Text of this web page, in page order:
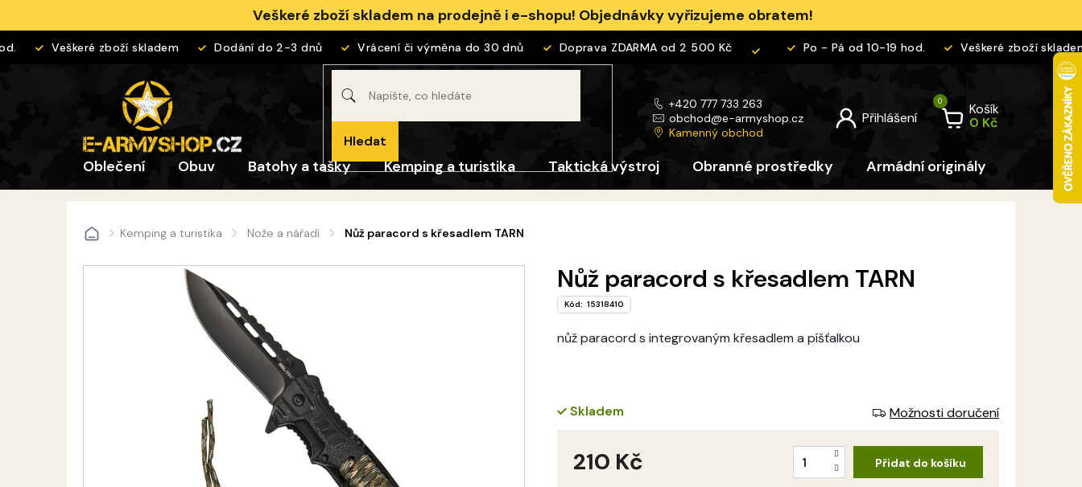
obsah
Veškeré zboží skladem na prodejně i e-shopu! Objednávky vyřizujeme obratem!
Veškeré zboží skladem Dodání do 2-3 dnů Vrácení či výměna do 30 dnů Doprava ZDARMA od 2 500 Kč Po - Pá od 10-19 hod. Veškeré zboží skladem
Hledat
+420 777 733 263
obchod@e-armyshop.cz
Kamenný obchod
Košík
Oblečení Obuv Batohy a tašky Kemping a turistika Taktická výstroj Obranné prostředky Armádní originály Pro děti
DomůKemping a turistika Nože a nářadí Nůž paracord s křesadlem TARN
nůž paracord s integrovaným křesadlem a píšťalkou
Nůž paracord s křesadlem TARN
Kód: 15318410
Skladem Možnosti doručení
210 Kč Přidat do košíku